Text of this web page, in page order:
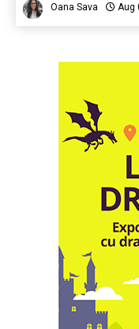
Oana Sava Aug